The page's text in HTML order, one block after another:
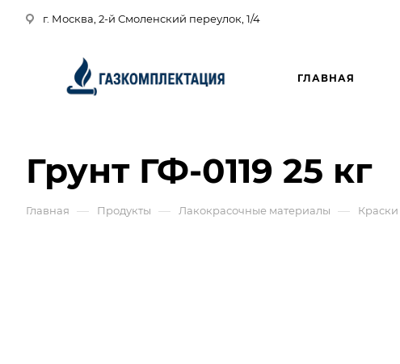
г. Москва, 2-й Смоленский переулок, 1/4
ГЛАВНАЯ
Грунт ГФ-0119 25 кг
Главная — Продукты — Лакокрасочные материалы — Краски